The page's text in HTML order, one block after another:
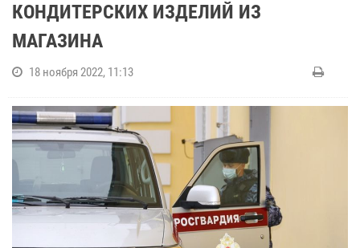
КОНДИТЕРСКИХ ИЗДЕЛИЙ ИЗ
МАГАЗИНА
18 ноября 2022, 11:13